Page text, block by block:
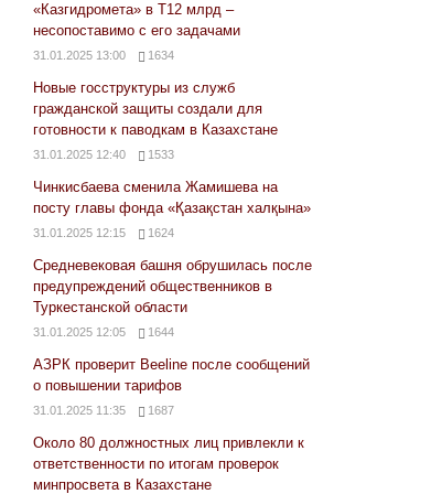
«Казгидромета» в Т12 млрд –
несопоставимо с его задачами
31.01.2025 13:00 1634
Новые госструктуры из служб
гражданской защиты создали для
готовности к паводкам в Казахстане
31.01.2025 12:40 1533
Чинкисбаева сменила Жамишева на
посту главы фонда «Қазақстан халқына»
31.01.2025 12:15 1624
Средневековая башня обрушилась после
предупреждений общественников в
Туркестанской области
31.01.2025 12:05 1644
АЗРК проверит Beeline после сообщений
о повышении тарифов
31.01.2025 11:35 1687
Около 80 должностных лиц привлекли к
ответственности по итогам проверок
минпросвета в Казахстане